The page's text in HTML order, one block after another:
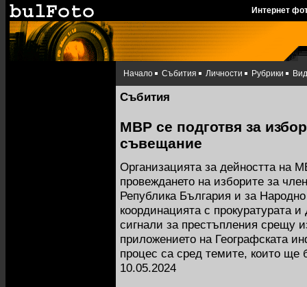
Интернет
Начало Събития Личности Рубрики
Събития
МВР се подготвя за
съвещание
Организацията за дейността на
провеждането на изборите за
Република България и за
координацията с прокуратурата
сигнали за престъпления срещу
приложението на Географската
процес са сред темите, които
10.05.2024